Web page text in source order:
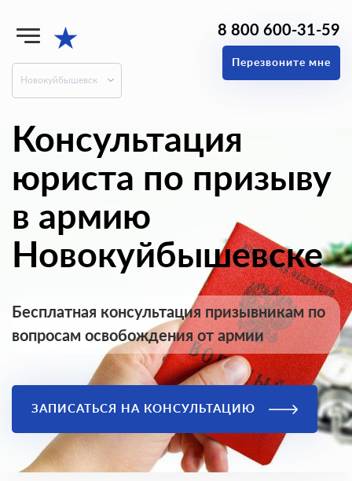
★
Новокуйбышевск
8 800 600-31-59
Перезвоните мне
Консультация
юриста по призыву
в армию
Новокуйбышевске
Бесплатная консультация призывникам по
вопросам освобождения от армии
ЗАПИСАТЬСЯ НА КОНСУЛЬТАЦИЮ